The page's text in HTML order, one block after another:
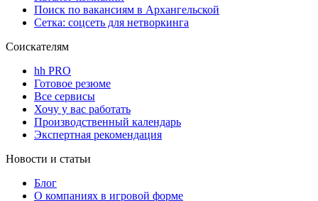
Поиск по вакансиям в Архангельской
Сетка: соцсеть для нетворкинга
Соискателям
hh PRO
Готовое резюме
Все сервисы
Хочу у вас работать
Производственный календарь
Экспертная рекомендация
Новости и статьи
Блог
О компаниях в игровой форме